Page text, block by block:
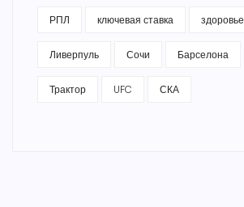
РПЛ ключевая ставка здоровье
Ливерпуль Сочи Барселона
Трактор UFC СКА